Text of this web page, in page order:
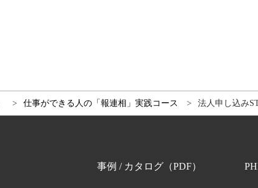
仕事ができる人の「報連相」実践コース 法人申し込み
事例 / カタログ（PDF）